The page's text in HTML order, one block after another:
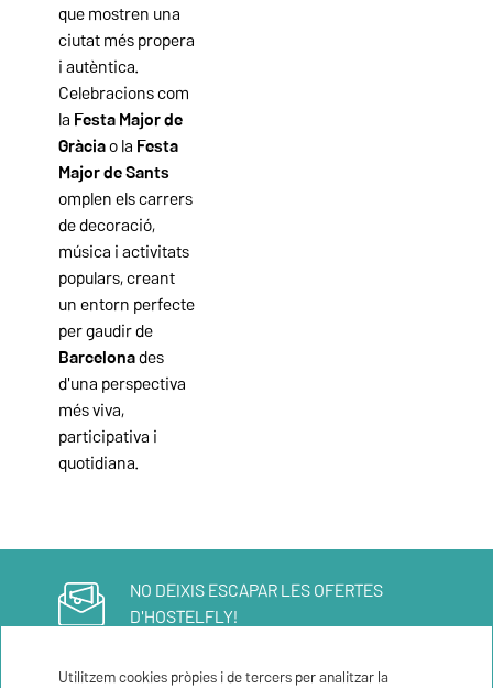
que mostren una
ciutat més propera
i autèntica.
Celebracions com
la Festa Major de
Gràciao la Festa
Major de Sants
omplen els carrers
de decoració,
música i activitats
populars, creant
un entorn perfecte
per gaudir de
Barcelonades
d'una perspectiva
més viva,
participativa i
quotidiana.
NO DEIXIS ESCAPAR LES OFERTES
D'HOSTELFLY!
Utilitzem cookies pròpies i de tercers per analitzar la